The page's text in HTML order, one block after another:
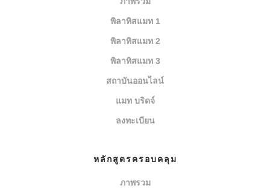
พิลาทิสแมท 1
พิลาทิสแมท 2
พิลาทิสแมท 3
สถาบันออนไลน์
แมท บริดจ์
ลงทะเบียน
หลักสูตรครอบคลุม
ภาพรวม